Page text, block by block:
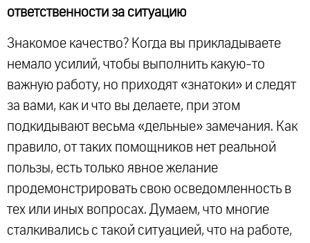
ответственности за ситуацию
Знакомое качество? Когда вы прикладываете
немало усилий, чтобы выполнить какую-то
важную работу, но приходят «знатоки» и следят
за вами, как и что вы делаете, при этом
подкидывают весьма «дельные» замечания. Как
правило, от таких помощников нет реальной
пользы, есть только явное желание
продемонстрировать свою осведомленность в
тех или иных вопросах. Думаем, что многие
сталкивались с такой ситуацией, что на работе,